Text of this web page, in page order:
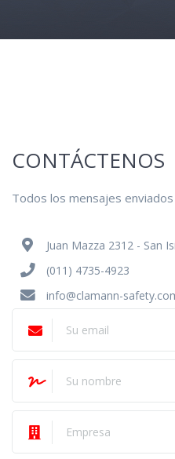
CONTÁCTENOS
Todos los mensajes
Juan Mazza 2312 - San
(011) 4735-4923
info@clamann-